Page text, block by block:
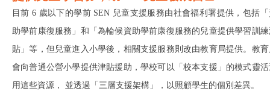
目前 6 歲以下的學前 SEN 兒童支援服務由社會福利署提供，包括
助學前康復服務」和「為輪候資助學前康復服務的兒童提供學習訓
貼」等，但兒童進入小學後，相關支援服務則改由教育局提供。教
會向普通公營小學提供津貼援助，學校可以「校本支援」的模式靈
用這些資源， 並透過「三層支援架構」，以照顧學生的個別差異。